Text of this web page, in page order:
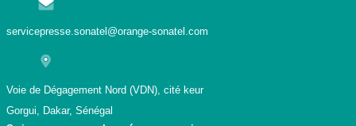
servicepresse.sonatel@orange-sonatel.com
Voie de Dégagement Nord (VDN), cité keur
Gorgui, Dakar, Sénégal